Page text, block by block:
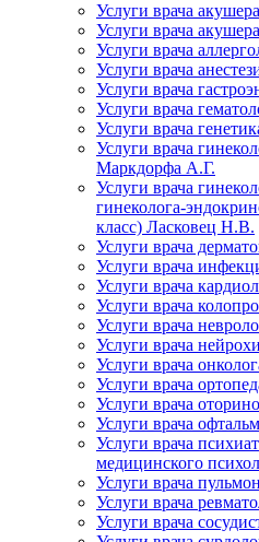
Услуги врача
Услуги врача
Услуги врача
Услуги врача
Услуги врача
Услуги врача
Услуги врача
Услуги врача
Маркдорфа А.Г.
Услуги врача
гинеколога-
класс) Ласковец Н.В.
Услуги врача
Услуги врача
Услуги врача
Услуги врача
Услуги врача
Услуги врача
Услуги врача
Услуги врача
Услуги врача
Услуги врача
Услуги врача
медицинского
Услуги врача
Услуги врача
Услуги врача